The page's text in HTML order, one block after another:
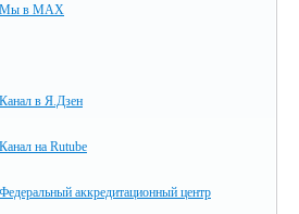
Мы в MAX
Канал в Я.Дзен
Канал на Rutube
Федеральный аккредитационный центр